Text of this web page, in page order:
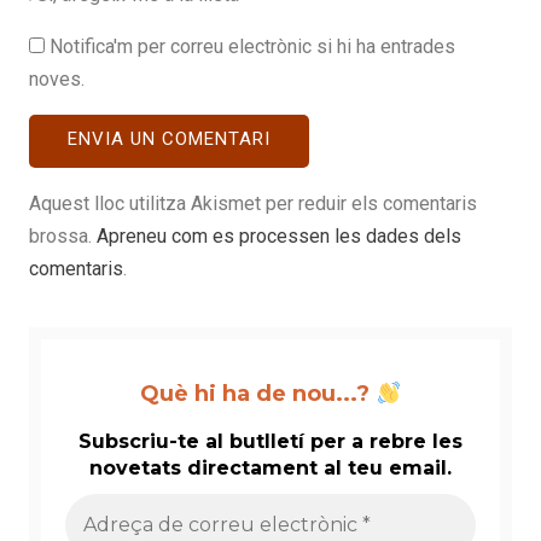
Notifica'm per correu electrònic si hi ha entrades
noves.
Aquest lloc utilitza Akismet per reduir els comentaris
brossa. Apreneu com es processen les dades dels
comentaris.
Què hi ha de nou...?
Subscriu-te al butlletí per a rebre les
novetats directament al teu email.